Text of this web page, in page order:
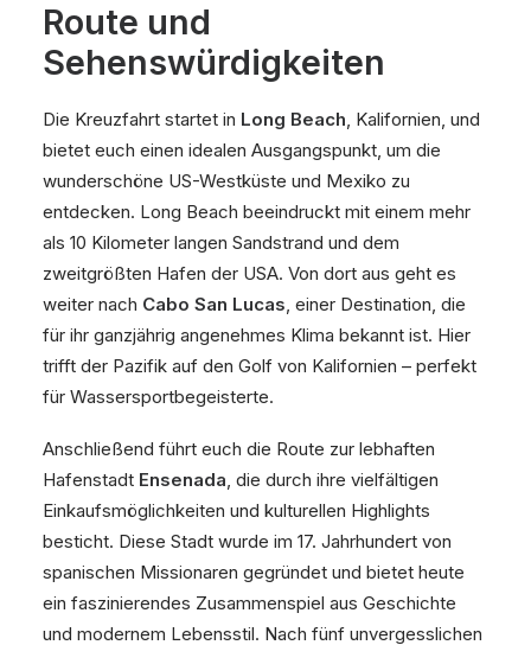
Route und
Sehenswürdigkeiten
Die Kreuzfahrt startet in Long Beach, Kalifornien, und
bietet euch einen idealen Ausgangspunkt, um die
wunderschöne US-Westküste und Mexiko zu
entdecken. Long Beach beeindruckt mit einem mehr
als 10 Kilometer langen Sandstrand und dem
zweitgrößten Hafen der USA. Von dort aus geht es
weiter nach Cabo San Lucas, einer Destination, die
für ihr ganzjährig angenehmes Klima bekannt ist. Hier
trifft der Pazifik auf den Golf von Kalifornien – perfekt
für Wassersportbegeisterte.
Anschließend führt euch die Route zur lebhaften
Hafenstadt Ensenada, die durch ihre vielfältigen
Einkaufsmöglichkeiten und kulturellen Highlights
besticht. Diese Stadt wurde im 17. Jahrhundert von
spanischen Missionaren gegründet und bietet heute
ein faszinierendes Zusammenspiel aus Geschichte
und modernem Lebensstil. Nach fünf unvergesslichen